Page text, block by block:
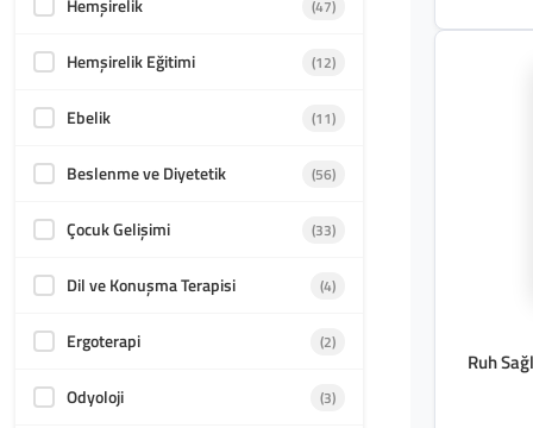
Hemşirelik (47)
Hemşirelik Eğitimi (12)
Ebelik (11)
Beslenme ve Diyetetik (56)
Çocuk Gelişimi (33)
Dil ve Konuşma Terapisi (4)
Ergoterapi (2)
Odyoloji (3)
Ruh